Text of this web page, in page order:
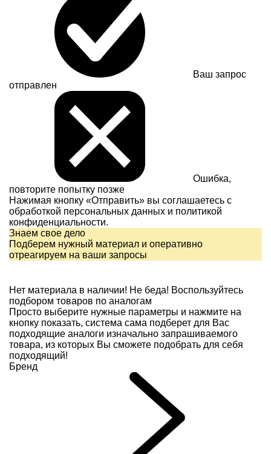
Ваш запрос
отправлен
Ошибка,
повторите попытку позже
Нажимая кнопку «Отправить» вы соглашаетесь с
обработкой персональных данных и политикой
конфиденциальности.
Знаем свое дело
Подберем нужный материал и оперативно
отреагируем на ваши запросы
Нет материала в наличии! Не беда! Воспользуйтесь
подбором товаров по аналогам
Просто выберите нужные параметры и нажмите на
кнопку показать, система сама подберет для Вас
подходящие аналоги изначально запрашиваемого
товара, из которых Вы сможете подобрать для себя
подходящий!
Бренд